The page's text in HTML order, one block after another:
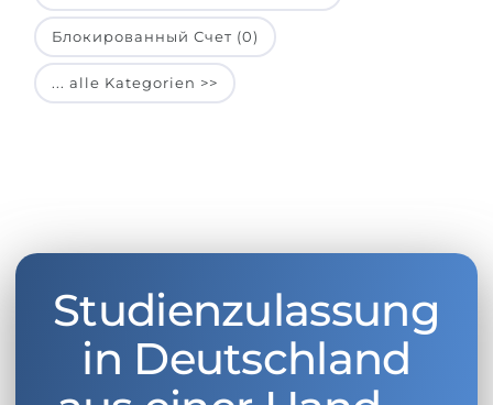
Блокированный Счет (0)
... alle Kategorien >>
Studienzulassung
in Deutschland